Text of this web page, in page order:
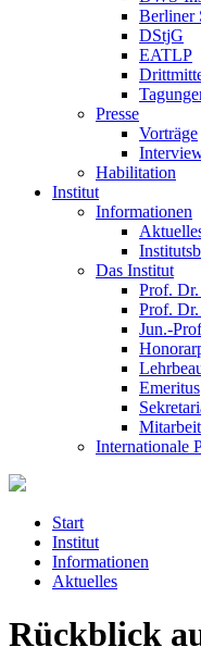
Berliner
DStjG
EATLP
Presse
Vorträge
Habilitation
Institut
Informationen
Das Institut
Prof. Dr.
Prof. Dr.
Jun.-
Emeritus
Internationale
Start
Institut
Informationen
Aktuelles
Rückblick